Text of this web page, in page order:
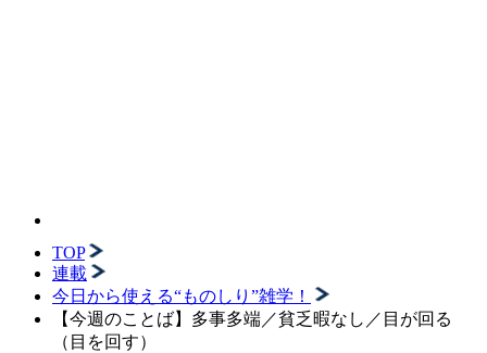
TOP
連載
今日から使える“ものしり”雑学！
【今週のことば】多事多端／貧乏暇なし／目が回る
（目を回す）